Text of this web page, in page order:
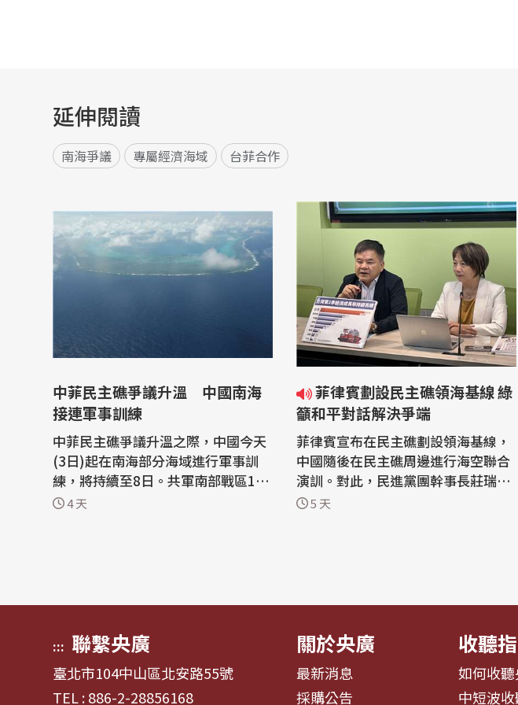
延伸閱讀
南海爭議 專屬經濟海域 台菲合作
中菲民主礁爭議升溫 中國南海
接連軍事訓練
中菲民主礁爭議升溫之際，中國今天
(3日)起在南海部分海域進行軍事訓
練，將持續至8日。共軍南部戰區1日
已在民主礁領海、領空和周邊海空域
4 天
菲律賓劃設民主礁領海基線 綠
籲和平對話解決爭端
菲律賓宣布在民主礁劃設領海基線，
中國隨後在民主礁周邊進行海空聯合
演訓。對此，民進黨團幹事長莊瑞雄
今天(3日)表示，政府一定會確保中華
5 天
::: 聯繫央廣
臺北市104中山區北安路55號
TEL : 886-2-28856168
關於央廣
最新消息
採購公告
收聽
如何收
中短波